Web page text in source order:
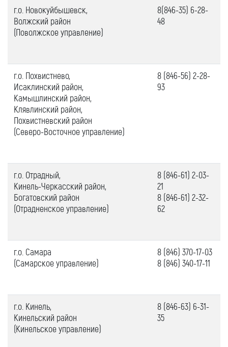
г.о. Новокуйбышевск,
Волжский район
(Поволжское управление)
8(846-35) 6-28-
48
г.о. Похвистнево,
Исаклинский район,
Камышлинский район,
Клявлинский район,
Похвистневский район
(Северо-Восточное управление)
8 (846-56) 2-28-
93
г.о. Отрадный,
Кинель-Черкасский район,
Богатовский район
(Отрадненское управление)
8 (846-61) 2-03-
21
8 (846-61) 2-32-
62
г.о. Самара
(Самарское управление)
8 (846) 370-17-03
8 (846) 340-17-11
г.о. Кинель,
Кинельский район
(Кинельское управление)
8 (846-63) 6-31-
35